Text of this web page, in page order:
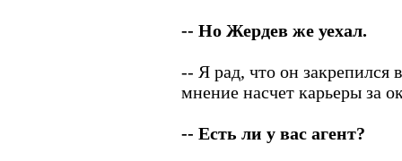
-- Но Жердев же уехал.
-- Я рад, что он закрепился
мнение насчет карьеры за
-- Есть ли у вас агент?